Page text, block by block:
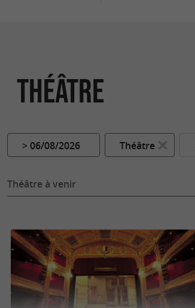
Théâtre
> 06/08/2026 Théâtre
Théâtre à venir